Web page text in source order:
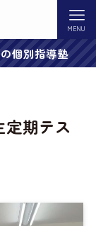
MENU
個別指導塾
期テス